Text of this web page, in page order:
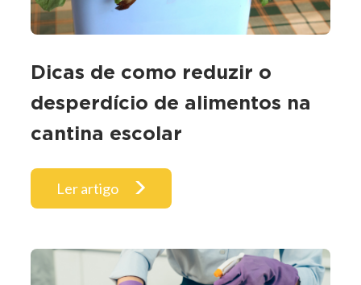
Dicas de como reduzir o
desperdício de alimentos na
cantina escolar
Ler artigo